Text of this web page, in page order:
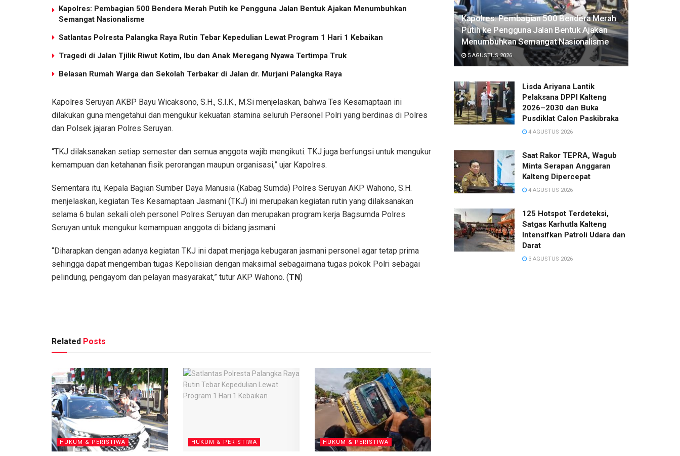
Kapolres: Pembagian 500 Bendera Merah Putih ke Pengguna Jalan Bentuk Ajakan Menumbuhkan
Semangat Nasionalisme
Satlantas Polresta Palangka Raya Rutin Tebar Kepedulian Lewat Program 1 Hari 1 Kebaikan
Tragedi di Jalan Tjilik Riwut Kotim, Ibu dan Anak Meregang Nyawa Tertimpa Truk
Belasan Rumah Warga dan Sekolah Terbakar di Jalan dr. Murjani Palangka Raya
Kapolres Seruyan AKBP Bayu Wicaksono, S.H., S.I.K., M.Si menjelaskan, bahwa Tes Kesamaptaan ini
dilakukan guna mengetahui dan mengukur kekuatan stamina seluruh Personel Polri yang berdinas di Polres
dan Polsek jajaran Polres Seruyan.
“TKJ dilaksanakan setiap semester dan semua anggota wajib mengikuti. TKJ juga berfungsi untuk mengukur
kemampuan dan ketahanan fisik perorangan maupun organisasi,” ujar Kapolres.
Sementara itu, Kepala Bagian Sumber Daya Manusia (Kabag Sumda) Polres Seruyan AKP Wahono, S.H.
menjelaskan, kegiatan Tes Kesamaptaan Jasmani (TKJ) ini merupakan kegiatan rutin yang dilaksanakan
selama 6 bulan sekali oleh personel Polres Seruyan dan merupakan program kerja Bagsumda Polres
Seruyan untuk mengukur kemampuan anggota di bidang jasmani.
“Diharapkan dengan adanya kegiatan TKJ ini dapat menjaga kebugaran jasmani personel agar tetap prima
sehingga dapat mengemban tugas Kepolisian dengan maksimal sebagaimana tugas pokok Polri sebagai
pelindung, pengayom dan pelayan masyarakat,” tutur AKP Wahono. (TN)
Related Posts
HUKUM & PERISTIWA HUKUM & PERISTIWA HUKUM & PERISTIWA
Kapolres: Pembagian 500 Bendera Merah
Putih ke Pengguna Jalan Bentuk Ajakan
Menumbuhkan Semangat Nasionalisme
5 AGUSTUS 2026
Lisda Ariyana Lantik
Pelaksana DPPI Kalteng
2026–2030 dan Buka
Pusdiklat Calon Paskibraka
4 AGUSTUS 2026
Saat Rakor TEPRA, Wagub
Minta Serapan Anggaran
Kalteng Dipercepat
4 AGUSTUS 2026
125 Hotspot Terdeteksi,
Satgas Karhutla Kalteng
Intensifkan Patroli Udara dan
Darat
3 AGUSTUS 2026